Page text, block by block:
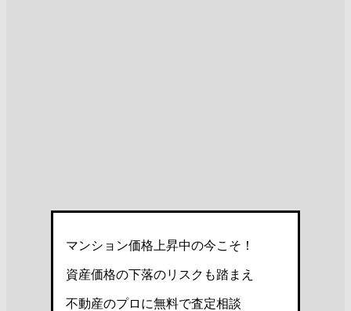
マンション価格上昇中の今こそ！
資産価格の下落のリスクも踏まえ
不動産のプロに無料で査定相談